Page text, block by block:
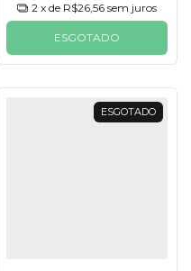
2 x de R$26,56 sem juros
ESGOTADO
ESGOTADO